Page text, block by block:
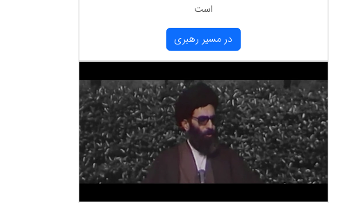
است
در مسیر رهبری